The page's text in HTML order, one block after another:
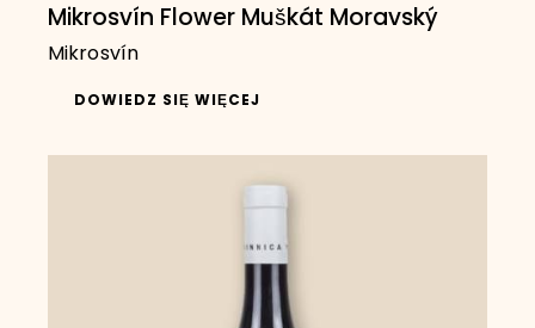
Mikrosvín Flower Muškát Moravský
Mikrosvín
DOWIEDZ SIĘ WIĘCEJ